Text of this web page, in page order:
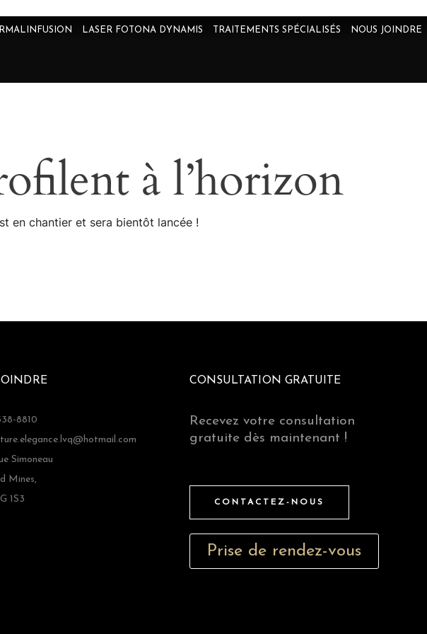
LASER FOTONA DYNAMIS TRAITEMENTS SPÉCIALISÉS NOUS JOINDRE
à l’horizon
en chantier et sera bientôt lancée !
8810
Simoneau
Mines,
1S3
CONSULTATION GRATUITE
Recevez votre consultation
gratuite dès maintenant !
CONTACTEZ-NOUS
Prise de rendez-vous